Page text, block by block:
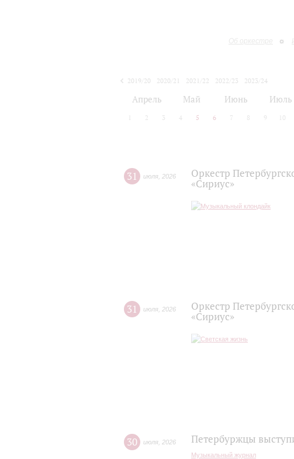
Об оркестре
2019/20 2020/21 2021/22 2022/23
2023/24
Апрель Май Июнь Июль
2 3 4 5 6 7 8 9 10
31 июля 2026
Оркестр
«Сириус»
31 июля 2026
Оркестр
«Сириус»
30 июля 2026 Петербуржцы
Музыкальный журнал